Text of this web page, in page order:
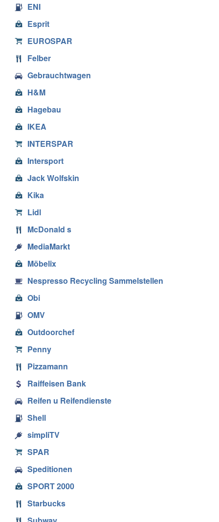
ENI
Esprit
EUROSPAR
Felber
Gebrauchtwagen
H&M
Hagebau
IKEA
INTERSPAR
Intersport
Jack Wolfskin
Kika
Lidl
McDonald s
MediaMarkt
Möbelix
Nespresso Recycling Sammelstellen
Obi
OMV
Outdoorchef
Penny
Pizzamann
Raiffeisen Bank
Reifen u Reifendienste
Shell
simpliTV
SPAR
Speditionen
SPORT 2000
Starbucks